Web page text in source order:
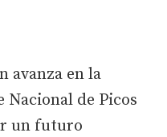
avanza en la
Nacional de Picos
un futuro